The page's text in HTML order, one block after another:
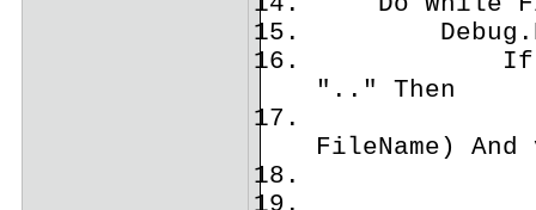
If
".." Then
FileName)